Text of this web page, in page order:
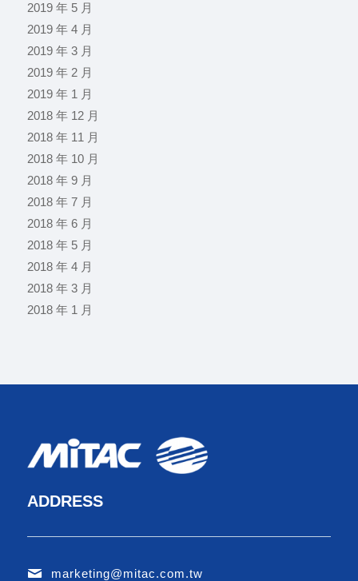
2019 年 5 月
2019 年 4 月
2019 年 3 月
2019 年 2 月
2019 年 1 月
2018 年 12 月
2018 年 11 月
2018 年 10 月
2018 年 9 月
2018 年 7 月
2018 年 6 月
2018 年 5 月
2018 年 4 月
2018 年 3 月
2018 年 1 月
ADDRESS
marketing@mitac.com.tw